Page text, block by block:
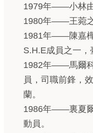
1979年——小林由
1980年——王菀之
1981年——陳嘉
S.H.E成員之一
1982年——馬爾
員，司職前鋒，
蘭。
1986年——裏夏
動員。